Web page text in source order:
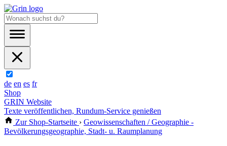
de en es fr
Shop
GRIN Website
Texte veröffentlichen, Rundum-Service genießen
Zur Shop-Startseite › Geowissenschaften / Geographie -
Bevölkerungsgeographie, Stadt- u. Raumplanung